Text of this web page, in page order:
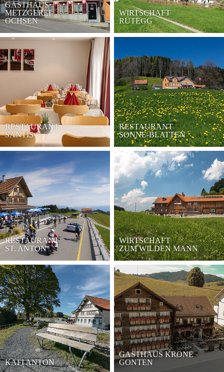
GASTHAUS
METZGEREI
OCHSEN
WIRTSCHAFT
RÜTEGG
RESTAURANT
SÄNTIS
RESTAURANT
SONNE-BLATTEN
RESTAURANT
ST. ANTON
WIRTSCHAFT
ZUM WILDEN MANN
KAFI ANTON
GASTHAUS KRONE
GONTEN